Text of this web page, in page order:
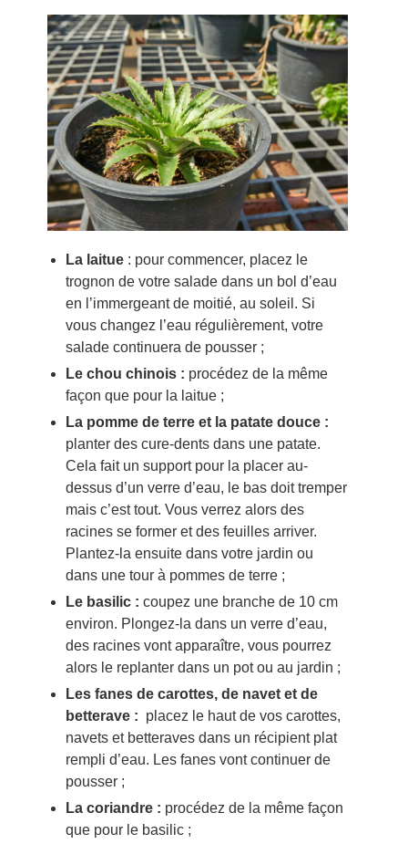
La laitue : pour commencer, placez le
trognon de votre salade dans un bol d’eau
en l’immergeant de moitié, au soleil. Si
vous changez l’eau régulièrement, votre
salade continuera de pousser ;
Le chou chinois : procédez de la même
façon que pour la laitue ;
La pomme de terre et la patate douce :
planter des cure-dents dans une patate.
Cela fait un support pour la placer au-
dessus d’un verre d’eau, le bas doit tremper
mais c’est tout. Vous verrez alors des
racines se former et des feuilles arriver.
Plantez-la ensuite dans votre jardin ou
dans une tour à pommes de terre ;
Le basilic : coupez une branche de 10 cm
environ. Plongez-la dans un verre d’eau,
des racines vont apparaître, vous pourrez
alors le replanter dans un pot ou au jardin ;
Les fanes de carottes, de navet et de
betterave : placez le haut de vos carottes,
navets et betteraves dans un récipient plat
rempli d’eau. Les fanes vont continuer de
pousser ;
La coriandre : procédez de la même façon
que pour le basilic ;